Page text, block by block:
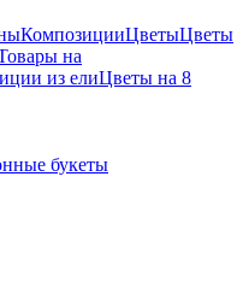
КомпозицииЦветыЦветы
на
из елиЦветы на 8
букеты